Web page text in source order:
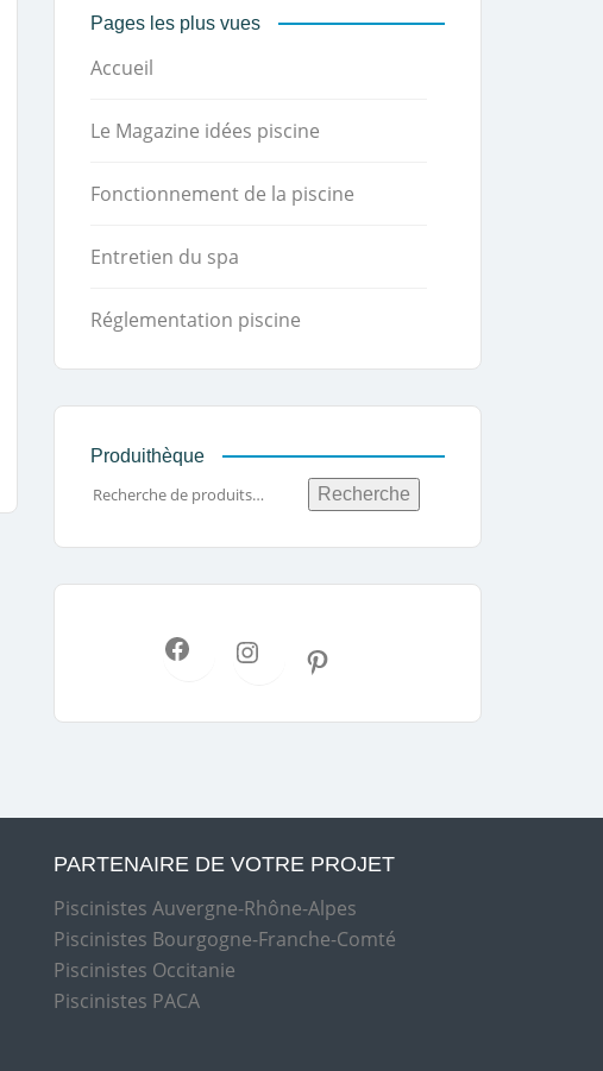
Pages les plus vues
Accueil
Le Magazine idées piscine
Fonctionnement de la piscine
Entretien du spa
Réglementation piscine
Produithèque
Recherche
PARTENAIRE DE VOTRE PROJET
Piscinistes Auvergne-Rhône-Alpes
Piscinistes Bourgogne-Franche-Comté
Piscinistes Occitanie
Piscinistes PACA